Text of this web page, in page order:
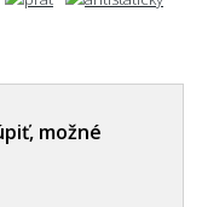
možné